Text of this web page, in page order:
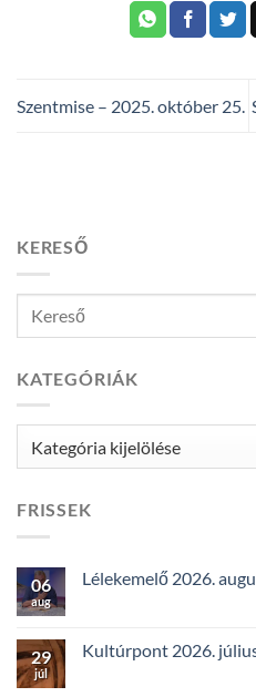
Szentmise – 2025. október 25.
KERESŐ
KATEGÓRIÁK
FRISSEK
06
aug
Lélekemelő 2026.
29
júl
Kultúrpont 2026.